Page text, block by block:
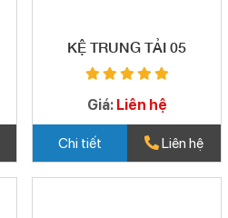
KỆ TRUNG TẢI 05
Giá: Liên hệ
Chi tiết Liên hệ